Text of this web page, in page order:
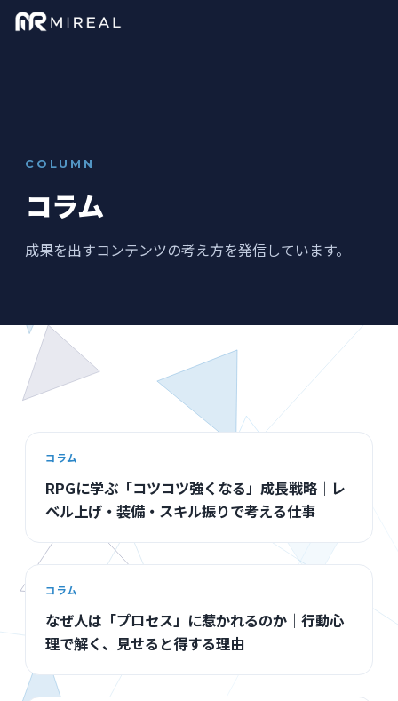
COLUMN
コラム
成果を出すコンテンツの考え方を発信しています。
コラム
RPGに学ぶ「コツコツ強くなる」成長戦略｜レ
ベル上げ・装備・スキル振りで考える仕事
コラム
なぜ人は「プロセス」に惹かれるのか｜行動心
理で解く、見せると得する理由